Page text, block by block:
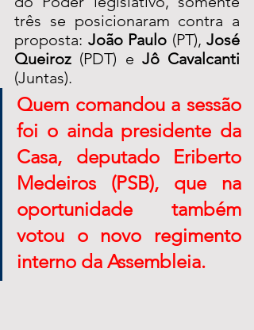
três se posicionaram contra a
proposta: João Paulo (PT), José
Queiroz (PDT) e Jô Cavalcanti
(Juntas).
Quem comandou a sessão
foi o ainda presidente da
Casa, deputado Eriberto
Medeiros (PSB), que na
oportunidade também
votou o novo regimento
interno da Assembleia.